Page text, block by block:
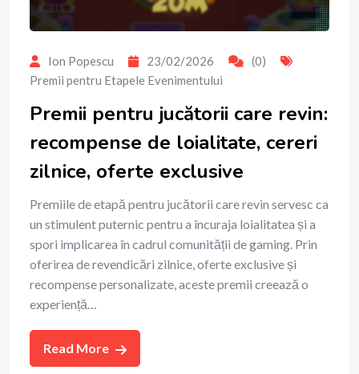
Ion Popescu 23/02/2026
(0)
Premii pentru Etapele Evenimentului
Premii pentru jucătorii care revin:
recompense de loialitate, cereri
zilnice, oferte exclusive
Premiile de etapă pentru jucătorii care revin servesc ca
un stimulent puternic pentru a încuraja loialitatea și a
spori implicarea în cadrul comunității de gaming. Prin
oferirea de revendicări zilnice, oferte exclusive și
recompense personalizate, aceste premii creează o
experiență…
Read More